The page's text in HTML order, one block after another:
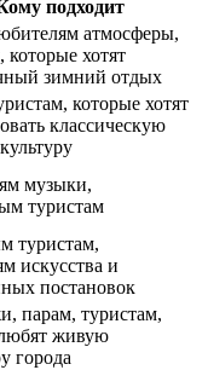
подходит
атмосферы,
которые хотят
зимний отдых
которые хотят
классическую
музыки,
туристам
туристам,
искусства и
постановок
парам, туристам,
живую
города